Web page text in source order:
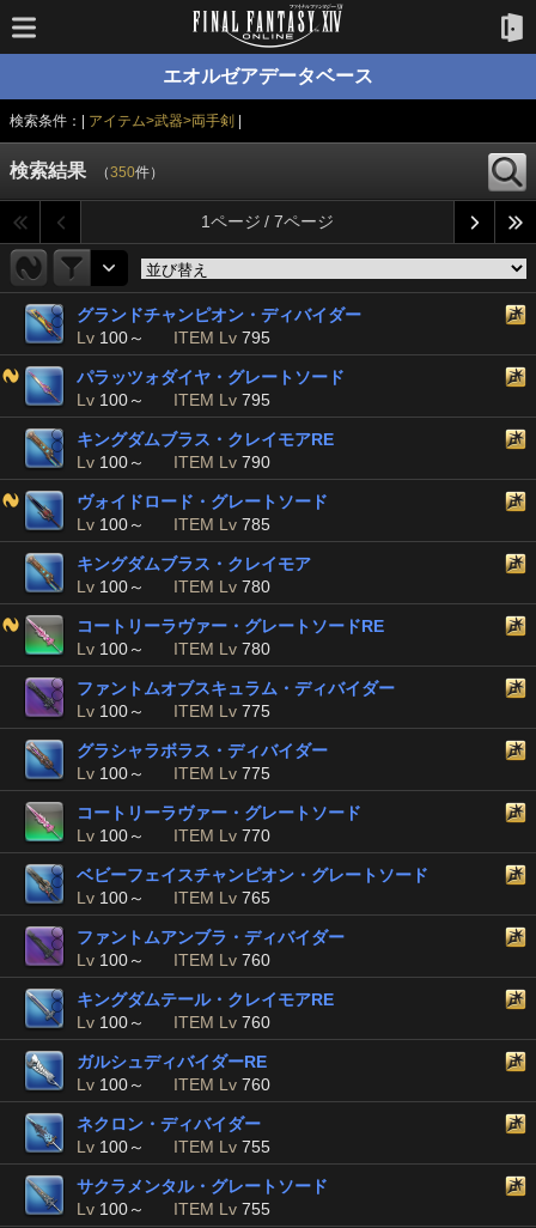
エオルゼアデータベース
検索条件：| アイテム>武器>両手剣
検索結果 （350件）
1ページ / 7ページ
グランドチャンピオン・ディバイダー
Lv 100～ ITEM Lv 795
パラッツォダイヤ・グレートソード
Lv 100～ ITEM Lv 795
キングダムブラス・クレイモアRE
Lv 100～ ITEM Lv 790
ヴォイドロード・グレートソード
Lv 100～ ITEM Lv 785
キングダムブラス・クレイモア
Lv 100～ ITEM Lv 780
コートリーラヴァー・グレートソードRE
Lv 100～ ITEM Lv 780
ファントムオブスキュラム・ディバイダー
Lv 100～ ITEM Lv 775
グラシャラボラス・ディバイダー
Lv 100～ ITEM Lv 775
コートリーラヴァー・グレートソード
Lv 100～ ITEM Lv 770
ベビーフェイスチャンピオン・グレートソード
Lv 100～ ITEM Lv 765
ファントムアンブラ・ディバイダー
Lv 100～ ITEM Lv 760
キングダムテール・クレイモアRE
Lv 100～ ITEM Lv 760
ガルシュディバイダーRE
Lv 100～ ITEM Lv 760
ネクロン・ディバイダー
Lv 100～ ITEM Lv 755
サクラメンタル・グレートソード
Lv 100～ ITEM Lv 755